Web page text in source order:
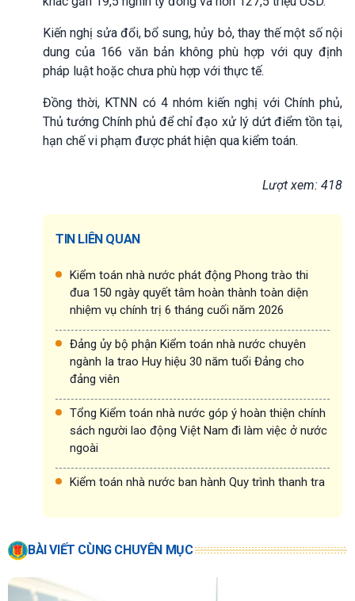
Kiến nghị sửa đổi, bổ sung, hủy bỏ, thay thế một số nội
dung của 166 văn bản không phù hợp với quy định
pháp luật hoặc chưa phù hợp với thực tế.
Đồng thời, KTNN có 4 nhóm kiến nghị với Chính phủ,
Thủ tướng Chính phủ để chỉ đạo xử lý dứt điểm tồn tại,
hạn chế vi phạm được phát hiện qua kiểm toán.
Lượt xem: 418
TIN LIÊN QUAN
Kiểm toán nhà nước phát động Phong trào thi
đua 150 ngày quyết tâm hoàn thành toàn diện
nhiệm vụ chính trị 6 tháng cuối năm 2026
Đảng ủy bộ phận Kiểm toán nhà nước chuyên
ngành Ia trao Huy hiệu 30 năm tuổi Đảng cho
đảng viên
Tổng Kiểm toán nhà nước góp ý hoàn thiện chính
sách người lao động Việt Nam đi làm việc ở nước
ngoài
Kiểm toán nhà nước ban hành Quy trình thanh tra
BÀI VIẾT CÙNG CHUYÊN MỤC